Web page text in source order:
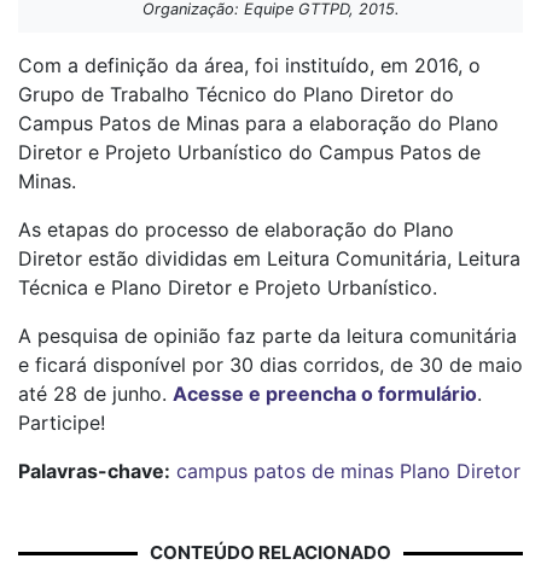
Organização: Equipe GTTPD, 2015.
Com a definição da área, foi instituído, em 2016, o
Grupo de Trabalho Técnico do Plano Diretor do
Campus Patos de Minas para a elaboração do Plano
Diretor e Projeto Urbanístico do Campus Patos de
Minas.
As etapas do processo de elaboração do Plano
Diretor estão divididas em Leitura Comunitária, Leitura
Técnica e Plano Diretor e Projeto Urbanístico.
A pesquisa de opinião faz parte da leitura comunitária
e ficará disponível por 30 dias corridos, de 30 de maio
até 28 de junho. Acesse e preencha o formulário.
Participe!
Palavras-chave: campus patos de minas Plano Diretor
CONTEÚDO RELACIONADO